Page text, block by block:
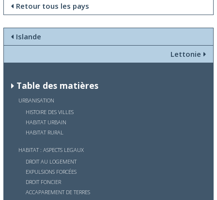
Retour tous les pays
Islande
Lettonie
Table des matières
URBANISATION
HISTOIRE DES VILLES
HABITAT URBAIN
HABITAT RURAL
HABITAT : ASPECTS LEGAUX
DROIT AU LOGEMENT
EXPULSIONS FORCÉES
DROIT FONCIER
ACCAPAREMENT DE TERRES